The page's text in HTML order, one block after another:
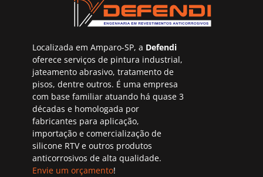
Localizada em Amparo-SP, a Defendi
oferece serviços de pintura industrial,
jateamento abrasivo, tratamento de
pisos, dentre outros. É uma empresa
com base familiar atuando há quase 3
décadas e homologada por
fabricantes para aplicação,
importação e comercialização de
silicone RTV e outros produtos
anticorrosivos de alta qualidade.
Envie um orçamento!